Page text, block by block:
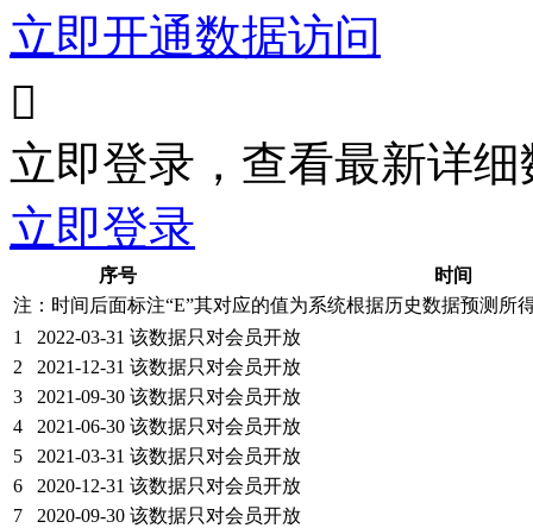
立即开通数据访问

立即登录，查看最新详细
立即登录
序号
时间
注：时间后面标注“E”其对应的值为系统根据历史数据预测所
1
2022-03-31 该数据只对会员开放
2
2021-12-31 该数据只对会员开放
3
2021-09-30 该数据只对会员开放
4
2021-06-30 该数据只对会员开放
5
2021-03-31 该数据只对会员开放
6
2020-12-31 该数据只对会员开放
7
2020-09-30 该数据只对会员开放